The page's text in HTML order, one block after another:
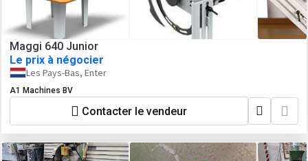
Maggi 640 Junior
Le prix à négocier
Les Pays-Bas, Enter
A1 Machines BV
Contacter le vendeur